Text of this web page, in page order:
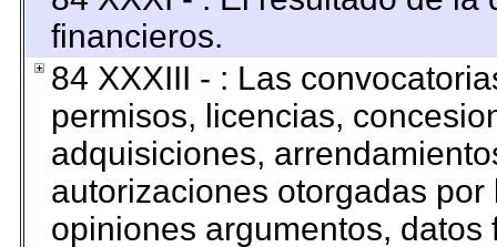
financieros.
84 XXXIII - : Las
permisos, licencias,
adquisiciones,
autorizaciones otorgadas
opiniones argumentos,